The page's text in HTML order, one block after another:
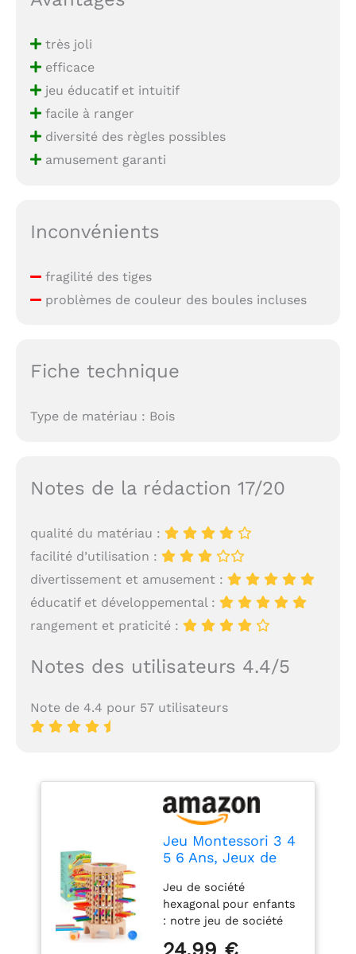
très joli
efficace
jeu éducatif et intuitif
facile à ranger
diversité des règles possibles
amusement garanti
Inconvénients
fragilité des tiges
problèmes de couleur des boules incluses
Fiche technique
Type de matériau : Bois
Notes de la rédaction 17/20
qualité du matériau :
facilité d’utilisation :
divertissement et amusement :
éducatif et développemental :
rangement et praticité :
Notes des utilisateurs 4.4/5
Note de 4.4 pour 57 utilisateurs
Jeu Montessori 3 4
5 6 Ans, Jeux de
avec 36 Bâtonnets
Colorés et Dés,
Jeux de Tour en
Bois pour Garçons
Jeu de société
hexagonal pour enfants
: notre jeu de société